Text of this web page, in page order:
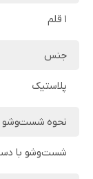
1 قلم
جنس
پلاستیک
نحوه شست‌وشو
شست‌وشو با